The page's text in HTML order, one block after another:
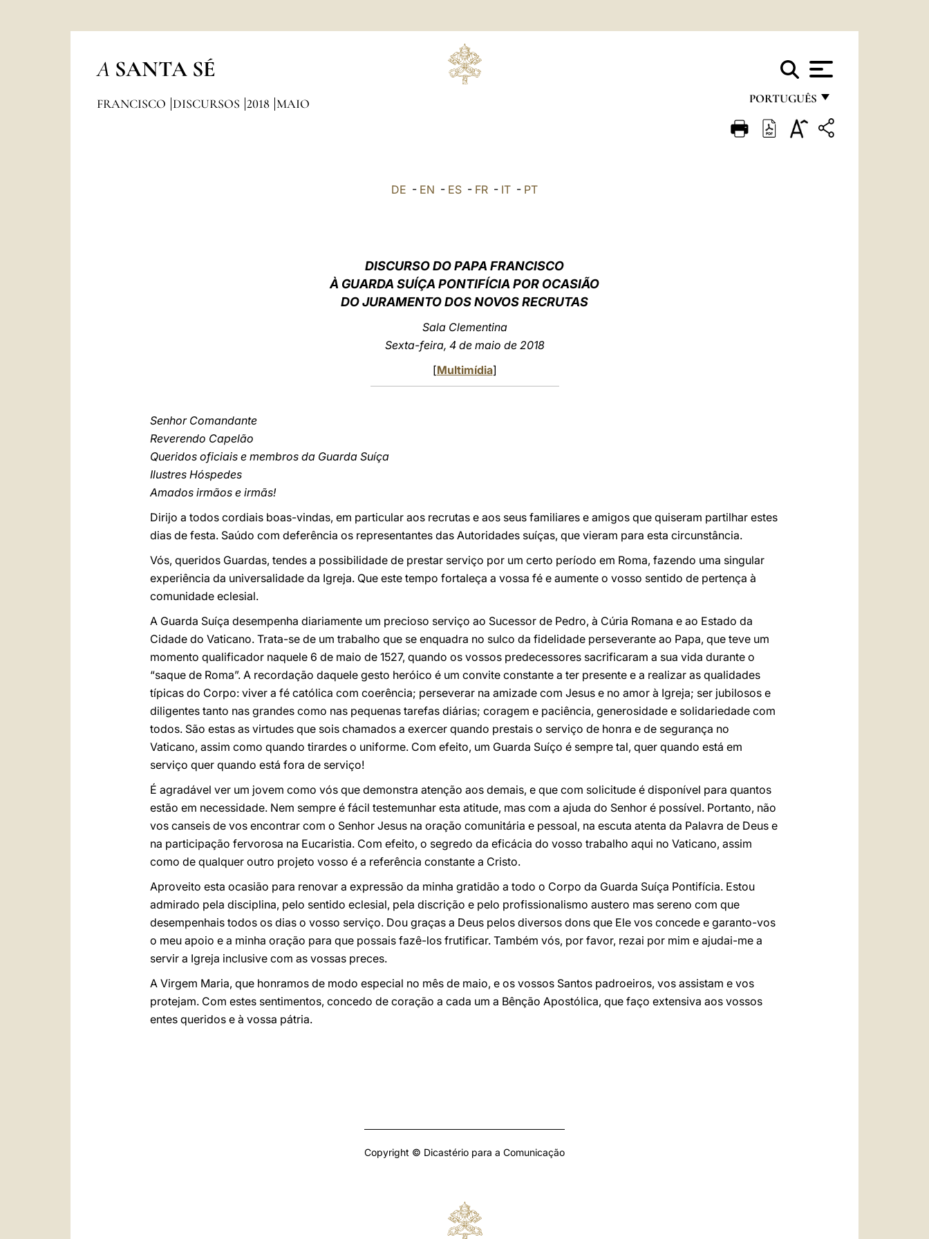
A SANTA SÉ
PORTUGUÊS
FRANÇAIS
FRANCISCO DISCURSOS 2018 MAIO
DE - EN - ES - FR - IT - PT
DISCURSO DO PAPA FRANCISCO
À GUARDA SUÍÇA PONTIFÍCIA POR OCASIÃO
DO JURAMENTO DOS NOVOS RECRUTAS
Sala Clementina
Sexta-feira, 4 de maio de 2018
[Multimídia]
Senhor Comandante
Reverendo Capelão
Queridos oficiais e membros da Guarda Suíça
Ilustres Hóspedes
Amados irmãos e irmãs!
Dirijo a todos cordiais boas-vindas, em particular aos recrutas e aos seus familiares e amigos que quiseram partilhar estes
dias de festa. Saúdo com deferência os representantes das Autoridades suíças, que vieram para esta circunstância.
Vós, queridos Guardas, tendes a possibilidade de prestar serviço por um certo período em Roma, fazendo uma singular
experiência da universalidade da Igreja. Que este tempo fortaleça a vossa fé e aumente o vosso sentido de pertença à
comunidade eclesial.
A Guarda Suíça desempenha diariamente um precioso serviço ao Sucessor de Pedro, à Cúria Romana e ao Estado da
Cidade do Vaticano. Trata-se de um trabalho que se enquadra no sulco da fidelidade perseverante ao Papa, que teve um
momento qualificador naquele 6 de maio de 1527, quando os vossos predecessores sacrificaram a sua vida durante o
“saque de Roma”. A recordação daquele gesto heróico é um convite constante a ter presente e a realizar as qualidades
típicas do Corpo: viver a fé católica com coerência; perseverar na amizade com Jesus e no amor à Igreja; ser jubilosos e
diligentes tanto nas grandes como nas pequenas tarefas diárias; coragem e paciência, generosidade e solidariedade com
todos. São estas as virtudes que sois chamados a exercer quando prestais o serviço de honra e de segurança no
Vaticano, assim como quando tirardes o uniforme. Com efeito, um Guarda Suíço é sempre tal, quer quando está em
serviço quer quando está fora de serviço!
É agradável ver um jovem como vós que demonstra atenção aos demais, e que com solicitude é disponível para quantos
estão em necessidade. Nem sempre é fácil testemunhar esta atitude, mas com a ajuda do Senhor é possível. Portanto, não
vos canseis de vos encontrar com o Senhor Jesus na oração comunitária e pessoal, na escuta atenta da Palavra de Deus e
na participação fervorosa na Eucaristia. Com efeito, o segredo da eficácia do vosso trabalho aqui no Vaticano, assim
como de qualquer outro projeto vosso é a referência constante a Cristo.
Aproveito esta ocasião para renovar a expressão da minha gratidão a todo o Corpo da Guarda Suíça Pontifícia. Estou
admirado pela disciplina, pelo sentido eclesial, pela discrição e pelo profissionalismo austero mas sereno com que
desempenhais todos os dias o vosso serviço. Dou graças a Deus pelos diversos dons que Ele vos concede e garanto-vos
o meu apoio e a minha oração para que possais fazê-los frutificar. Também vós, por favor, rezai por mim e ajudai-me a
servir a Igreja inclusive com as vossas preces.
A Virgem Maria, que honramos de modo especial no mês de maio, e os vossos Santos padroeiros, vos assistam e vos
protejam. Com estes sentimentos, concedo de coração a cada um a Bênção Apostólica, que faço extensiva aos vossos
entes queridos e à vossa pátria.
Copyright © Dicastério para a Comunicação